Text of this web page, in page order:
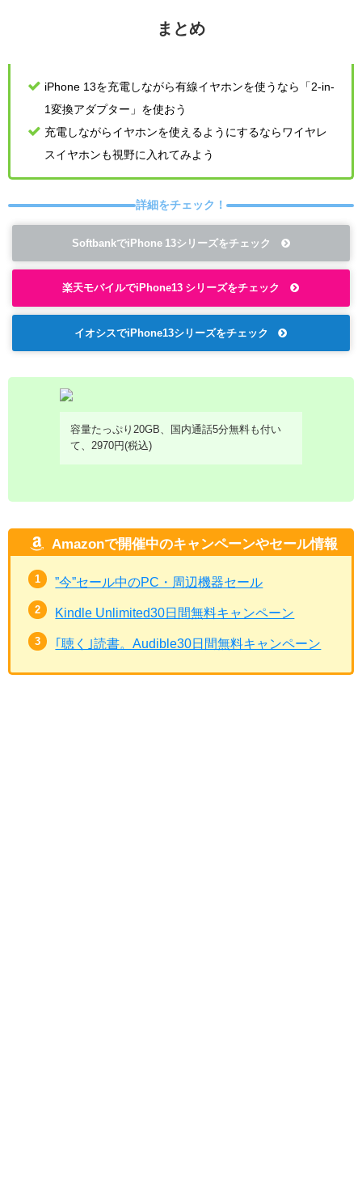
まとめ
iPhone 13を充電しながら有線イヤホンを使うなら「2-in-
1変換アダプター」を使おう
充電しながらイヤホンを使えるようにするならワイヤレ
スイヤホンも視野に入れてみよう
詳細をチェック！
SoftbankでiPhone 13シリーズをチェック
楽天モバイルでiPhone13 シリーズをチェック
イオシスでiPhone13シリーズをチェック
容量たっぷり20GB、国内通話5分無料も付い
て、2970円(税込)
Amazonで開催中のキャンペーンやセール情報
”今”セール中のPC・周辺機器セール
Kindle Unlimited30日間無料キャンペーン
｢聴く｣読書。Audible30日間無料キャンペーン